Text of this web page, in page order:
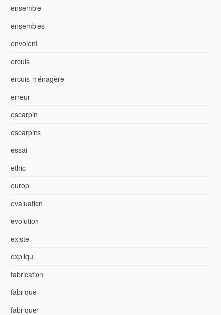
ensemble
ensembles
envoient
ercuis
ercuis-ménagère
erreur
escarpin
escarpins
essai
ethic
europ
evaluation
evolution
existe
expliqu
fabrication
fabrique
fabriquer